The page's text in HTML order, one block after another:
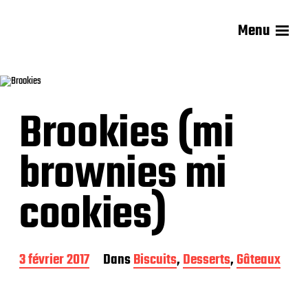
Menu
Brookies (mi
brownies mi
cookies)
D
a
3 février 2017 DansBiscuits,Desserts,Gâteaux